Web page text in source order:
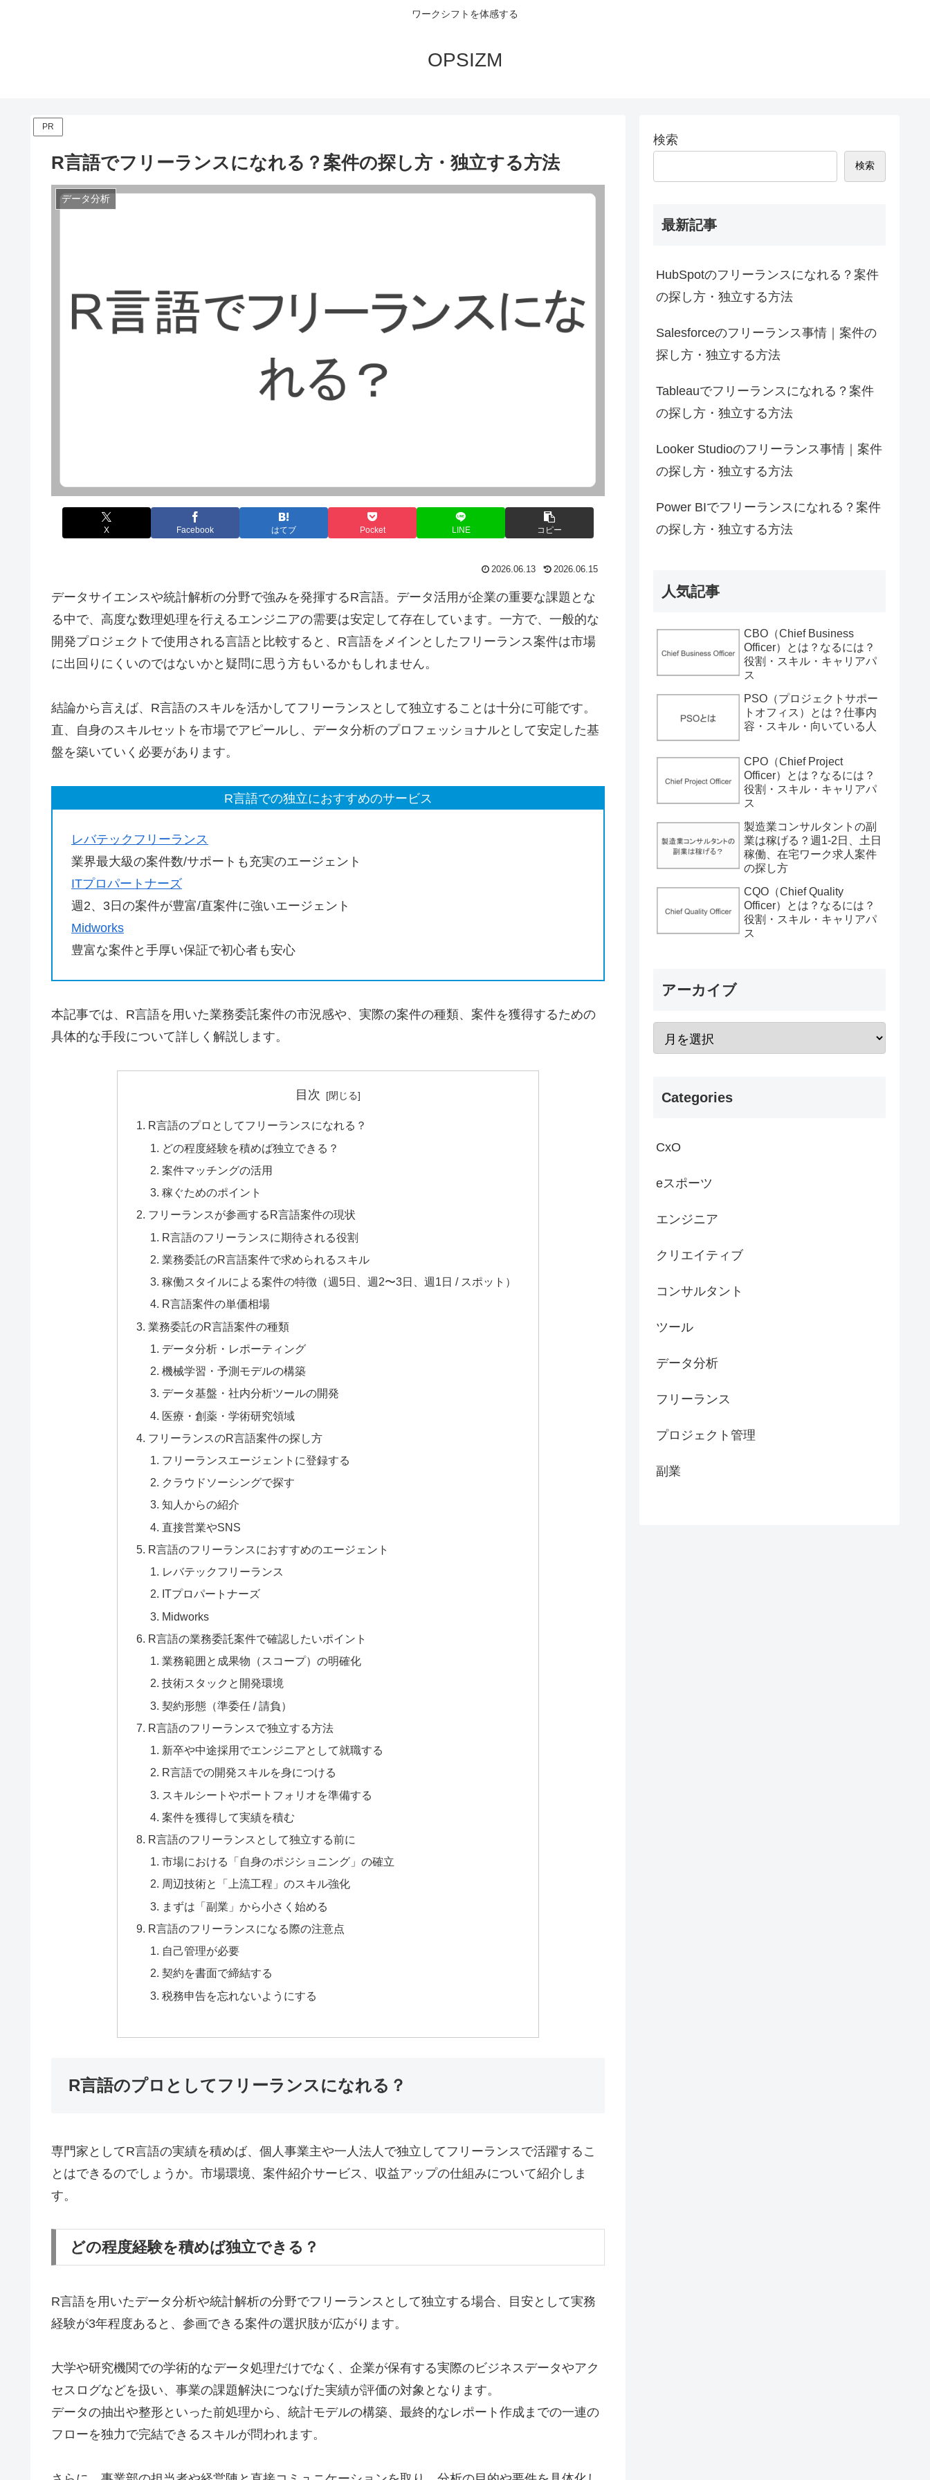
ワークシフトを体感する
OPSIZM
PR
R言語でフリーランスになれる？案件の探し方・独立する方法
データ分析
X Facebook はてブ Pocket LINE コピー
2026.06.13 2026.06.15
データサイエンスや統計解析の分野で強みを発揮するR言語。データ活用が企業の重要な課題とな
る中で、高度な数理処理を行えるエンジニアの需要は安定して存在しています。一方で、一般的な
開発プロジェクトで使用される言語と比較すると、R言語をメインとしたフリーランス案件は市場
に出回りにくいのではないかと疑問に思う方もいるかもしれません。
結論から言えば、R言語のスキルを活かしてフリーランスとして独立することは十分に可能です。
直、自身のスキルセットを市場でアピールし、データ分析のプロフェッショナルとして安定した基
盤を築いていく必要があります。
R言語での独立におすすめのサービス
レバテックフリーランス
業界最大級の案件数/サポートも充実のエージェント
ITプロパートナーズ
週2、3日の案件が豊富/直案件に強いエージェント
Midworks
豊富な案件と手厚い保証で初心者も安心
本記事では、R言語を用いた業務委託案件の市況感や、実際の案件の種類、案件を獲得するための
具体的な手段について詳しく解説します。
目次
R言語のプロとしてフリーランスになれる？
どの程度経験を積めば独立できる？
案件マッチングの活用
稼ぐためのポイント
フリーランスが参画するR言語案件の現状
R言語のフリーランスに期待される役割
業務委託のR言語案件で求められるスキル
稼働スタイルによる案件の特徴（週5日、週2〜3日、週1日 / スポット）
R言語案件の単価相場
業務委託のR言語案件の種類
データ分析・レポーティング
機械学習・予測モデルの構築
データ基盤・社内分析ツールの開発
医療・創薬・学術研究領域
フリーランスのR言語案件の探し方
フリーランスエージェントに登録する
クラウドソーシングで探す
知人からの紹介
直接営業やSNS
R言語のフリーランスにおすすめのエージェント
レバテックフリーランス
ITプロパートナーズ
Midworks
R言語の業務委託案件で確認したいポイント
業務範囲と成果物（スコープ）の明確化
技術スタックと開発環境
契約形態（準委任 / 請負）
R言語のフリーランスで独立する方法
新卒や中途採用でエンジニアとして就職する
R言語での開発スキルを身につける
スキルシートやポートフォリオを準備する
案件を獲得して実績を積む
R言語のフリーランスとして独立する前に
市場における「自身のポジショニング」の確立
周辺技術と「上流工程」のスキル強化
まずは「副業」から小さく始める
R言語のフリーランスになる際の注意点
自己管理が必要
契約を書面で締結する
税務申告を忘れないようにする
R言語のプロとしてフリーランスになれる？
専門家としてR言語の実績を積めば、個人事業主や一人法人で独立してフリーランスで活躍するこ
とはできるのでしょうか。市場環境、案件紹介サービス、収益アップの仕組みについて紹介しま
す。
どの程度経験を積めば独立できる？
R言語を用いたデータ分析や統計解析の分野でフリーランスとして独立する場合、目安として実務
経験が3年程度あると、参画できる案件の選択肢が広がります。
大学や研究機関での学術的なデータ処理だけでなく、企業が保有する実際のビジネスデータやアク
セスログなどを扱い、事業の課題解決につなげた実績が評価の対象となります。
データの抽出や整形といった前処理から、統計モデルの構築、最終的なレポート作成までの一連の
フローを独力で完結できるスキルが問われます。
検索
検索
最新記事
HubSpotのフリーランスになれる？案件
の探し方・独立する方法
Salesforceのフリーランス事情｜案件の
探し方・独立する方法
Tableauでフリーランスになれる？案件
の探し方・独立する方法
Looker Studioのフリーランス事情｜案件
の探し方・独立する方法
Power BIでフリーランスになれる？案件
の探し方・独立する方法
人気記事
CBO（Chief Business
Officer）とは？なるには？
役割・スキル・キャリアパ
ス
PSO（プロジェクトサポー
トオフィス）とは？仕事内
容・スキル・向いている人
CPO（Chief Project
Officer）とは？なるには？
役割・スキル・キャリアパ
ス
製造業コンサルタントの副
業は稼げる？週1-2日、土日
稼働、在宅ワーク求人案件
の探し方
CQO（Chief Quality
Officer）とは？なるには？
役割・スキル・キャリアパ
ス
アーカイブ
Categories
CxO
eスポーツ
エンジニア
クリエイティブ
コンサルタント
ツール
データ分析
フリーランス
プロジェクト管理
副業